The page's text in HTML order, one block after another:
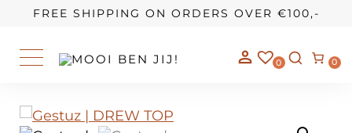
FREE SHIPPING ON ORDERS OVER €100,-
0 0
OUR STORY